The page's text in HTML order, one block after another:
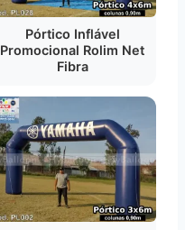
Pórtico Inflável
Promocional Rolim Net
Fibra